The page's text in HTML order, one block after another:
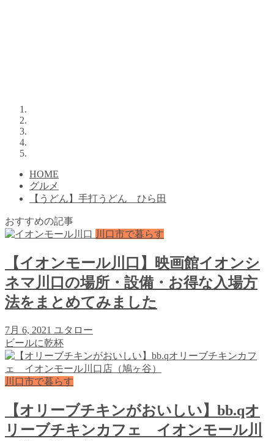
HOME
グルメ
【うどん】手打うどん ひら田
おすすめの記事
川口市で暮らす
【イオンモール川口】映画館イオンシ
ネマ川口の場所・設備・お得な入場方
法をまとめてみました
7月 6, 2021 ユタロー
ビールに乾杯
川口市で暮らす
【オリーブチキンがおいしい】bb.qオ
リーブチキンカフェ イオンモール川